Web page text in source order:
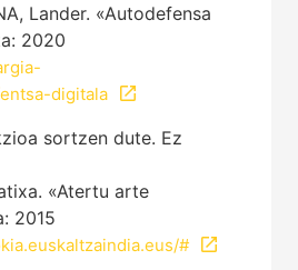
Lander. «Autodefensa
2020
digitala
sortzen dute. Ez
«Atertu arte
2015
#